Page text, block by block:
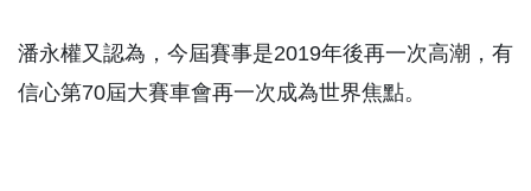
潘永權又認為，今屆賽事是2019年後再一次高潮，有
信心第70屆大賽車會再一次成為世界焦點。